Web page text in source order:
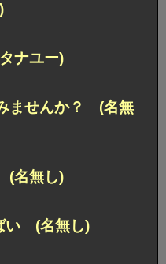
ナユー)
ませんか？ (名無
(名無し)
い (名無し)